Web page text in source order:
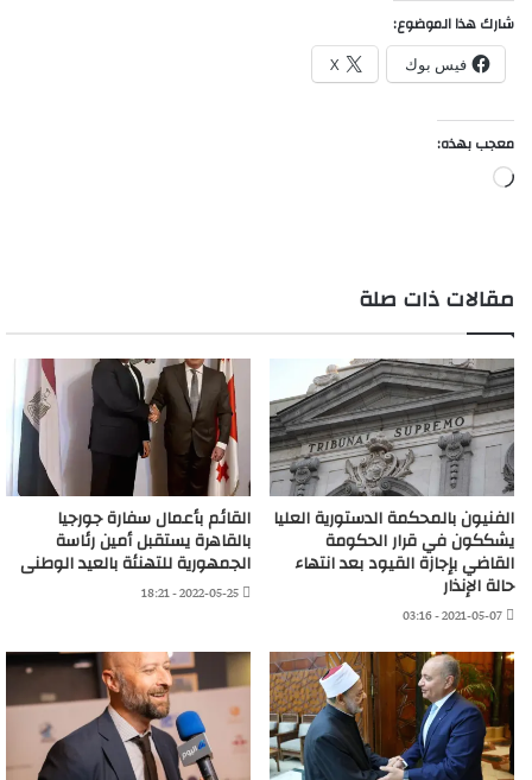
شارك هذا الموضوع:
فيس بوك X
معجب بهذه:
جاري
مقالات ذات صلة
الفنيون بالمحكمة الدستورية العليا
يشككون في قرار الحكومة
القاضي بإجازة القيود بعد انتهاء
حالة الإنذار
2021-05-07 - 03:16
القائم بأعمال سفارة جورجيا
بالقاهرة يستقبل أمين رئاسة
الجمهورية للتهنئة بالعيد الوطنى
2022-05-25 - 18:21